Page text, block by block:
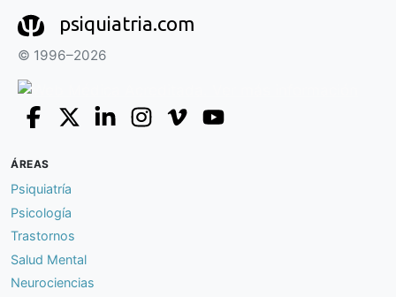
psiquiatria.com
© 1996–2026
ÁREAS
Psiquiatría
Psicología
Trastornos
Salud Mental
Neurociencias